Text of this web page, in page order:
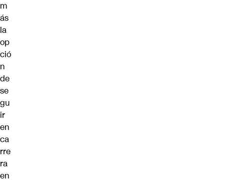
m
ás
la
op
ció
n
de
se
gu
ir
en
ca
rre
ra
en